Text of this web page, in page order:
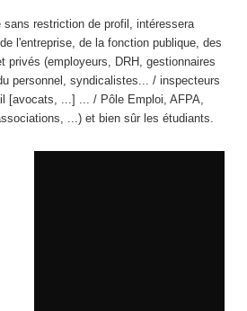
restriction de profil, intéressera
l'entreprise, de la fonction publique, des
privés (employeurs, DRH, gestionnaires
personnel, syndicalistes... / inspecteurs
[avocats, ...] ... / Pôle Emploi, AFPA,
...) et bien sûr les étudiants.